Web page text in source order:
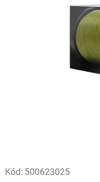
Kód: 500623025